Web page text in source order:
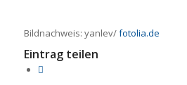
Bildnachweis: yanlev/fotolia.de
Eintrag teilen